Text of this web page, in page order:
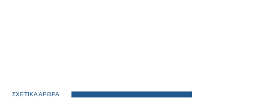
ΣΧΕΤΙΚΑ ΑΡΘΡΑ